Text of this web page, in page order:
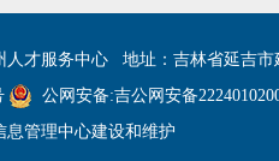
人才服务中心 地址：吉林省延吉市
公网安备:吉公网安备
息管理中心建设和维护